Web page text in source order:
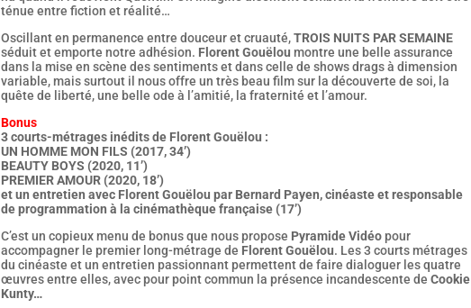
ténue entre fiction et réalité…
Oscillant en permanence entre douceur et cruauté,TROIS NUITS PAR SEMAINE
séduit et emporte notre adhésion. Florent Gouëlou montre une belle assurance
dans la mise en scène des sentiments et dans celle de shows drags à dimension
variable, mais surtout il nous offre un très beau film sur la découverte de soi, la
quête de liberté, une belle ode à l’amitié, la fraternité et l’amour.
Bonus
3 courts-métrages inédits de Florent Gouëlou :
UN HOMME MON FILS (2017, 34’)
BEAUTY BOYS (2020, 11’)
PREMIER AMOUR (2020, 18’)
et un entretien avec Florent Gouëlou par Bernard Payen, cinéaste et responsable
de programmation à la cinémathèque française (17’)
C’est un copieux menu de bonus que nous propose Pyramide Vidéopour
accompagner le premier long-métrage de Florent Gouëlou. Les 3 courts métrages
du cinéaste et un entretien passionnant permettent de faire dialoguer les quatre
œuvres entre elles, avec pour point commun la présence incandescente de Cookie
Kunty…